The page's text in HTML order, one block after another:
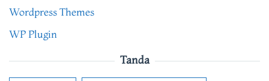
Wordpress Themes
WP Plugin
Tanda